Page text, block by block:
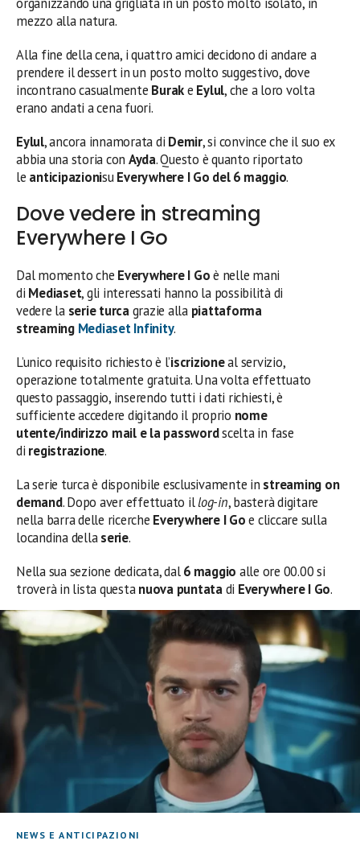
mezzo alla natura.
Alla fine della cena, i quattro amici decidono di andare a
prendere il dessert in un posto molto suggestivo, dove
incontrano casualmente Burake Eylul, che a loro volta
erano andati a cena fuori.
Eylul, ancora innamorata di Demir, si convince che il suo ex
abbia una storia con Ayda. Questo è quanto riportato
le anticipazionisuEverywhere I Go del 6 maggio.
Dove vedere in streaming
Everywhere I Go
Dal momento che Everywhere I Goè nelle mani
di Mediaset, gli interessati hanno la possibilità di
vedere la serie turcagrazie alla piattaforma
streaming Mediaset Infinity.
L’unico requisito richiesto è l’iscrizioneal servizio,
operazione totalmente gratuita. Una volta effettuato
questo passaggio, inserendo tutti i dati richiesti, è
sufficiente accedere digitando il proprio nome
utente/indirizzo mail e la passwordscelta in fase
di registrazione.
La serie turca è disponibile esclusivamente in streaming on
demand. Dopo aver effettuato illog-in, basterà digitare
nella barra delle ricerche Everywhere I Goe cliccare sulla
locandina dellaserie.
Nella sua sezione dedicata, dal6 maggio alle ore 00.00 si
troverà in lista questanuova puntatadi Everywhere I Go.
NEWS E ANTICIPAZIONI